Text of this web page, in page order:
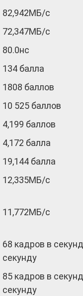
82,942МБ/с
72,347МБ/с
80.0нс
134 балла
1808 баллов
10 525 баллов
4,199 баллов
4,172 балла
19,144 балла
12,335МБ/с
11,772МБ/с
68 кадров в
секунду
85 кадров в
секунду